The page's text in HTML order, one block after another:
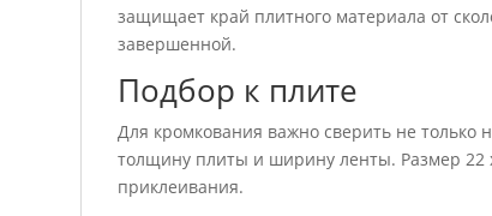
защищает край плитного материала от
завершенной.
Подбор к плите
Для кромкования важно сверить не только
толщину плиты и ширину ленты. Размер 22
приклеивания.